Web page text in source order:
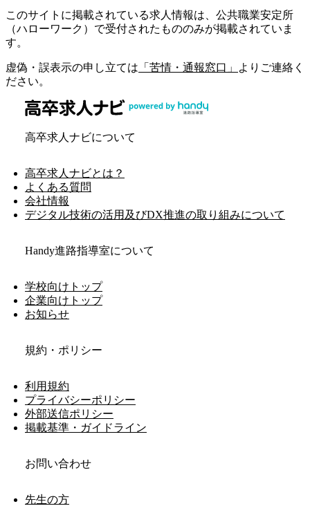
このサイトに掲載されている求人情報は、公共職業安定所
（ハローワーク）で受付されたもののみが掲載されていま
す。
虚偽・誤表示の申し立ては 「苦情・通報窓口」
よりご連絡く
ださい。
高卒求人ナビについて
高卒求人ナビとは？
よくある質問
会社情報
デジタル技術の活用及びDX推進の取り組みについて
Handy進路指導室について
学校向けトップ
企業向けトップ
お知らせ
規約・ポリシー
利用規約
プライバシーポリシー
外部送信ポリシー
掲載基準・ガイドライン
お問い合わせ
先生の方